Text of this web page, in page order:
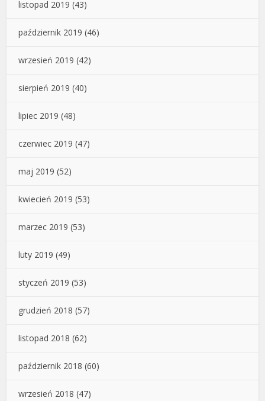
listopad 2019 (43)
październik 2019 (46)
wrzesień 2019 (42)
sierpień 2019 (40)
lipiec 2019 (48)
czerwiec 2019 (47)
maj 2019 (52)
kwiecień 2019 (53)
marzec 2019 (53)
luty 2019 (49)
styczeń 2019 (53)
grudzień 2018 (57)
listopad 2018 (62)
październik 2018 (60)
wrzesień 2018 (47)